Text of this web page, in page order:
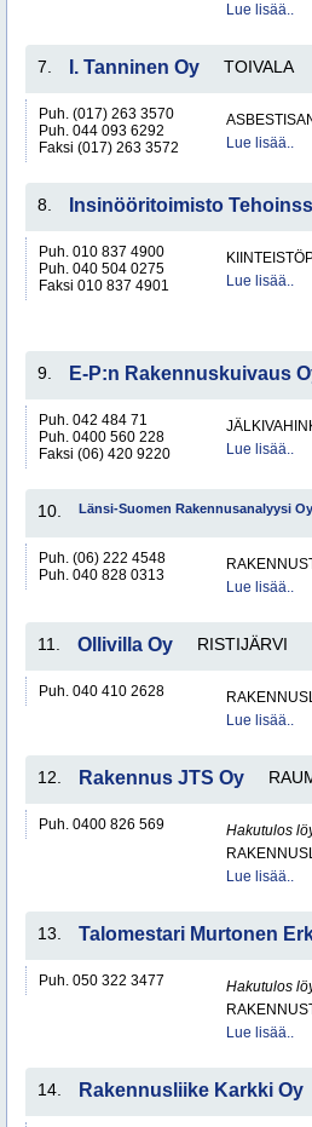
Lue lisää..
7. I. Tanninen Oy TOIVALA
Puh. (017) 263 3570
Puh. 044 093 6292
Faksi (017) 263 3572
Lue lisää..
8. Insinööritoimisto
Puh. 010 837 4900
Puh. 040 504 0275
Faksi 010 837 4901
Lue lisää..
9. E-P:n Rakennuskuivaus
Puh. 042 484 71
Puh. 0400 560 228
Faksi (06) 420 9220
Lue lisää..
10. Länsi-Suomen Rakennusanalyysi
Puh. (06) 222 4548
Puh. 040 828 0313
Lue lisää..
11. Ollivilla Oy RISTIJÄRVI
Puh. 040 410 2628
Lue lisää..
12. Rakennus JTS Oy
Puh. 0400 826 569
Hakutulos
Lue lisää..
13. Talomestari Murtonen
Puh. 050 322 3477
Hakutulos
Lue lisää..
14. Rakennusliike Karkki Oy